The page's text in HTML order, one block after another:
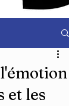
et les